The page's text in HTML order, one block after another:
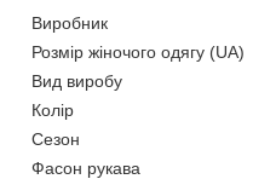
Виробник
Розмір жіночого одягу (UA)
Вид виробу
Колір
Сезон
Фасон рукава